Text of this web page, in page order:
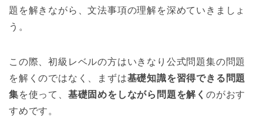
題を解きながら、文法事項の理解を深めていきましょ
う。
この際、初級レベルの方はいきなり公式問題集の問題
を解くのではなく、まずは基礎知識を習得できる問題
集を使って、 基礎固めをしながら問題を解くのがおす
すめです。